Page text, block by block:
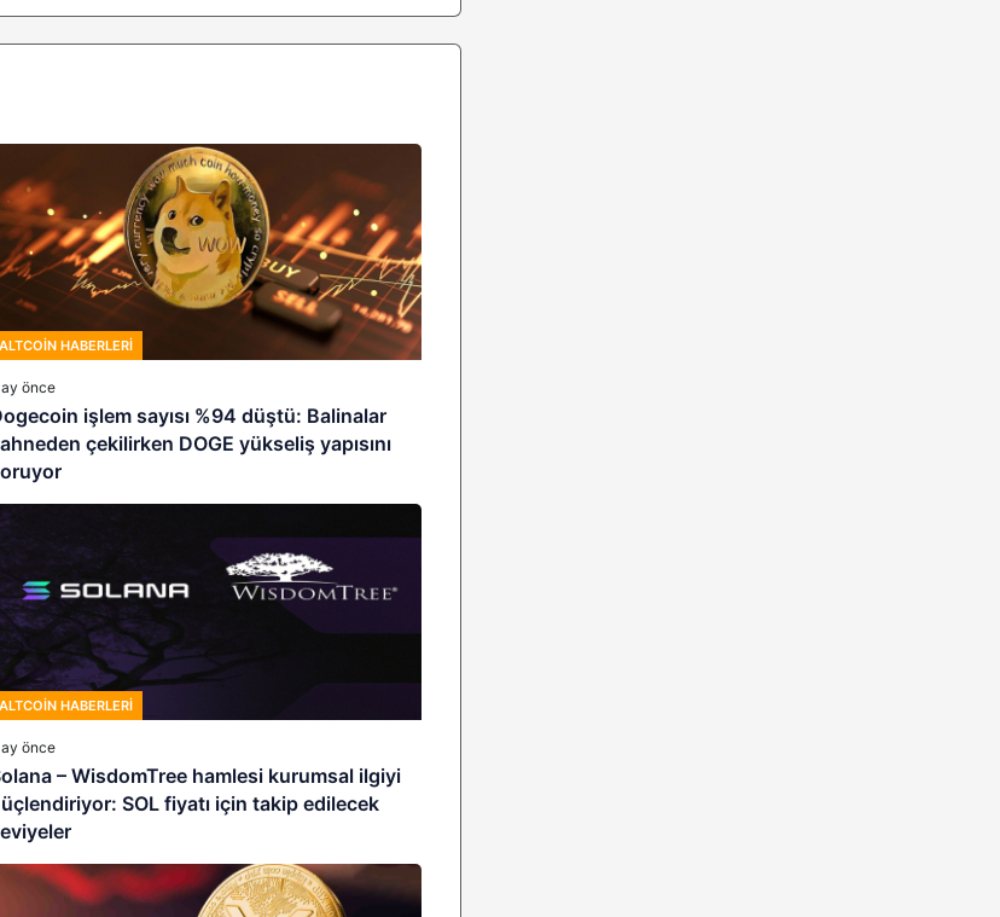
ALTCOIN HABERLERI
önce
işlem sayısı %94 düştü: Balinalar
çekilirken DOGE yükseliş yapısını
ALTCOIN HABERLERI
önce
– WisdomTree hamlesi kurumsal ilgiyi
SOL fiyatı için takip edilecek